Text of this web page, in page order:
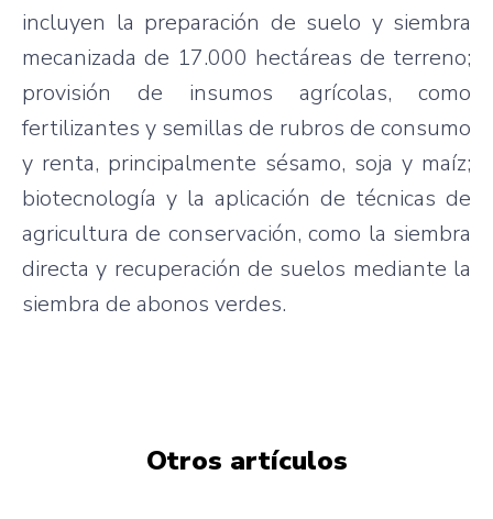
incluyen la preparación de suelo y siembra
mecanizada de 17.000 hectáreas de terreno;
provisión de insumos agrícolas, como
fertilizantes y semillas de rubros de consumo
y renta, principalmente sésamo, soja y maíz;
biotecnología y la aplicación de técnicas de
agricultura de conservación, como la siembra
directa y recuperación de suelos mediante la
siembra de abonos verdes.
Otros artículos